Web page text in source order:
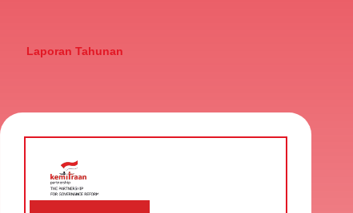
Laporan Tahunan